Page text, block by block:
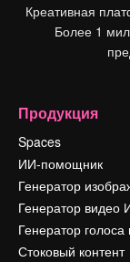
Креативная
Более 1
Продукция
Spaces
ИИ-помощник
Генератор
Генератор видео
Генератор
Стоковый контент